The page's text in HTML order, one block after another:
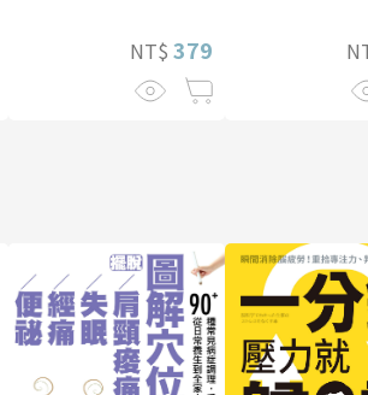
NT$ 379